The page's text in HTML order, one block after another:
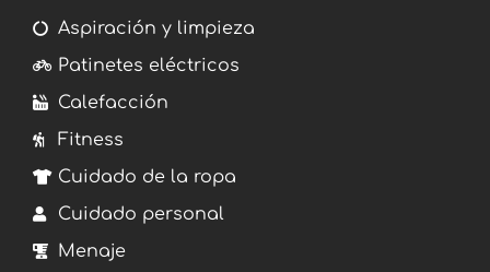
Aspiración y limpieza
Patinetes eléctricos
Calefacción
Fitness
Cuidado de la ropa
Cuidado personal
Menaje